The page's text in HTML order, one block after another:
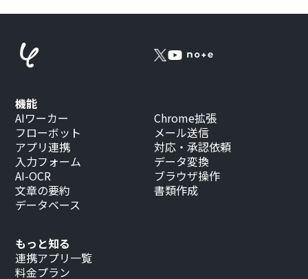
もっと知る
連携アプリ一覧
料金プラン
機能
AIワーカー
フローボット
アプリ連携
入力フォーム
AI-OCR
文章の要約
データベース
Chrome拡張
メール送信
対応・承認依頼
データ変換
ブラウザ操作
書類作成